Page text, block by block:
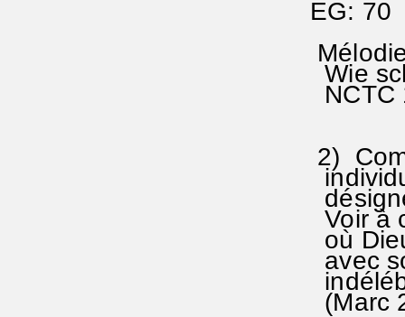
EG: 70
Wie
NCTC
2)
Voir à
où
avec
(Marc